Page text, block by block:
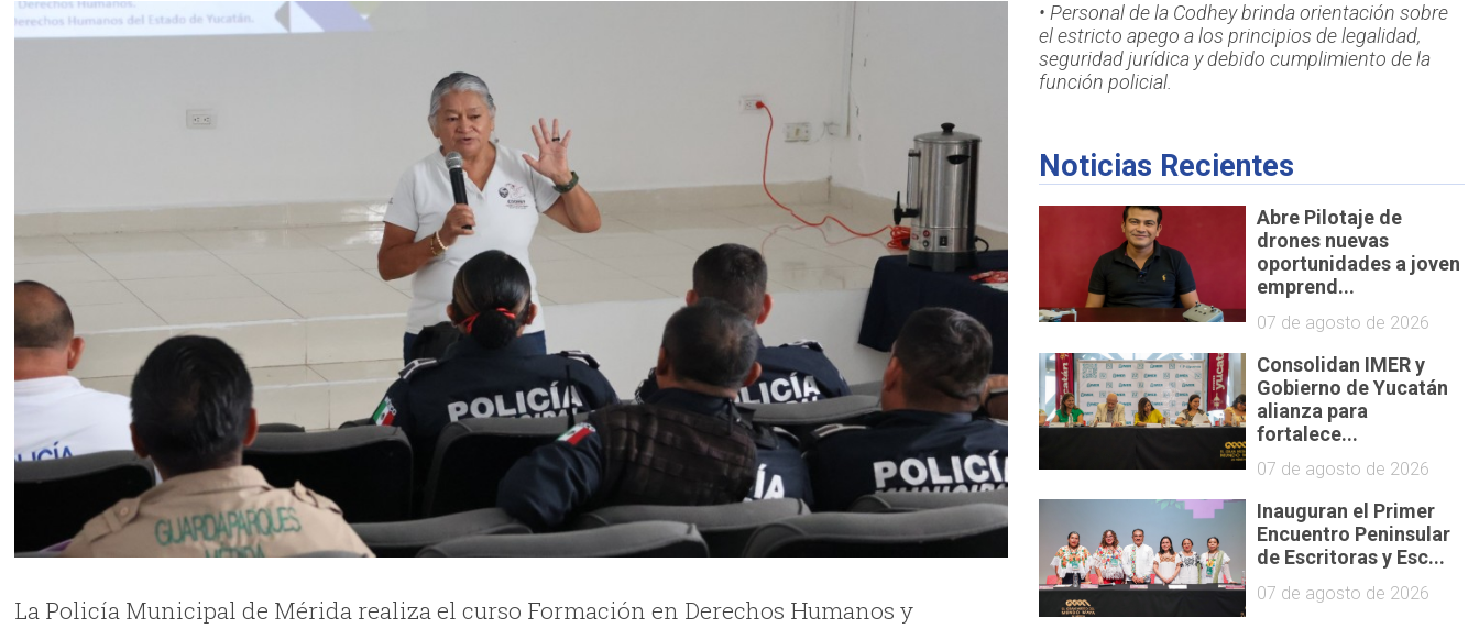
La Policía Municipal de Mérida realiza el curso Formación en Derechos Humanos y
• Personal de la Codhey brinda orientación sobre
el estricto apego a los principios de legalidad,
seguridad jurídica y debido cumplimiento de la
función policial.
Noticias Recientes
Abre Pilotaje de
drones nuevas
oportunidades a joven
emprend...
07 de agosto de 2026
Consolidan IMER y
Gobierno de Yucatán
alianza para
fortalece...
07 de agosto de 2026
Inauguran el Primer
Encuentro Peninsular
de Escritoras y Esc...
07 de agosto de 2026